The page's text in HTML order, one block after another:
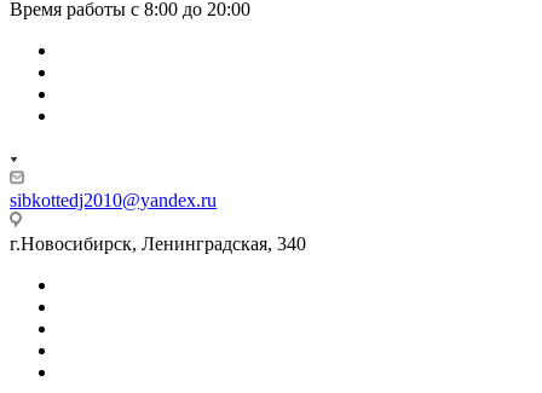
Время работы с 8:00 до 20:00
sibkottedj2010@yandex.ru
г.Новосибирск, Ленинградская, 340